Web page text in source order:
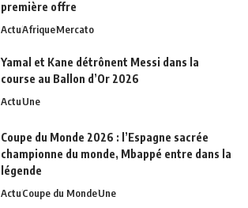
première offre
ActuAfriqueMercato
Yamal et Kane détrônent Messi dans la
course au Ballon d’Or 2026
ActuUne
Coupe du Monde 2026 : l’Espagne sacrée
championne du monde, Mbappé entre dans la
légende
ActuCoupe du MondeUne